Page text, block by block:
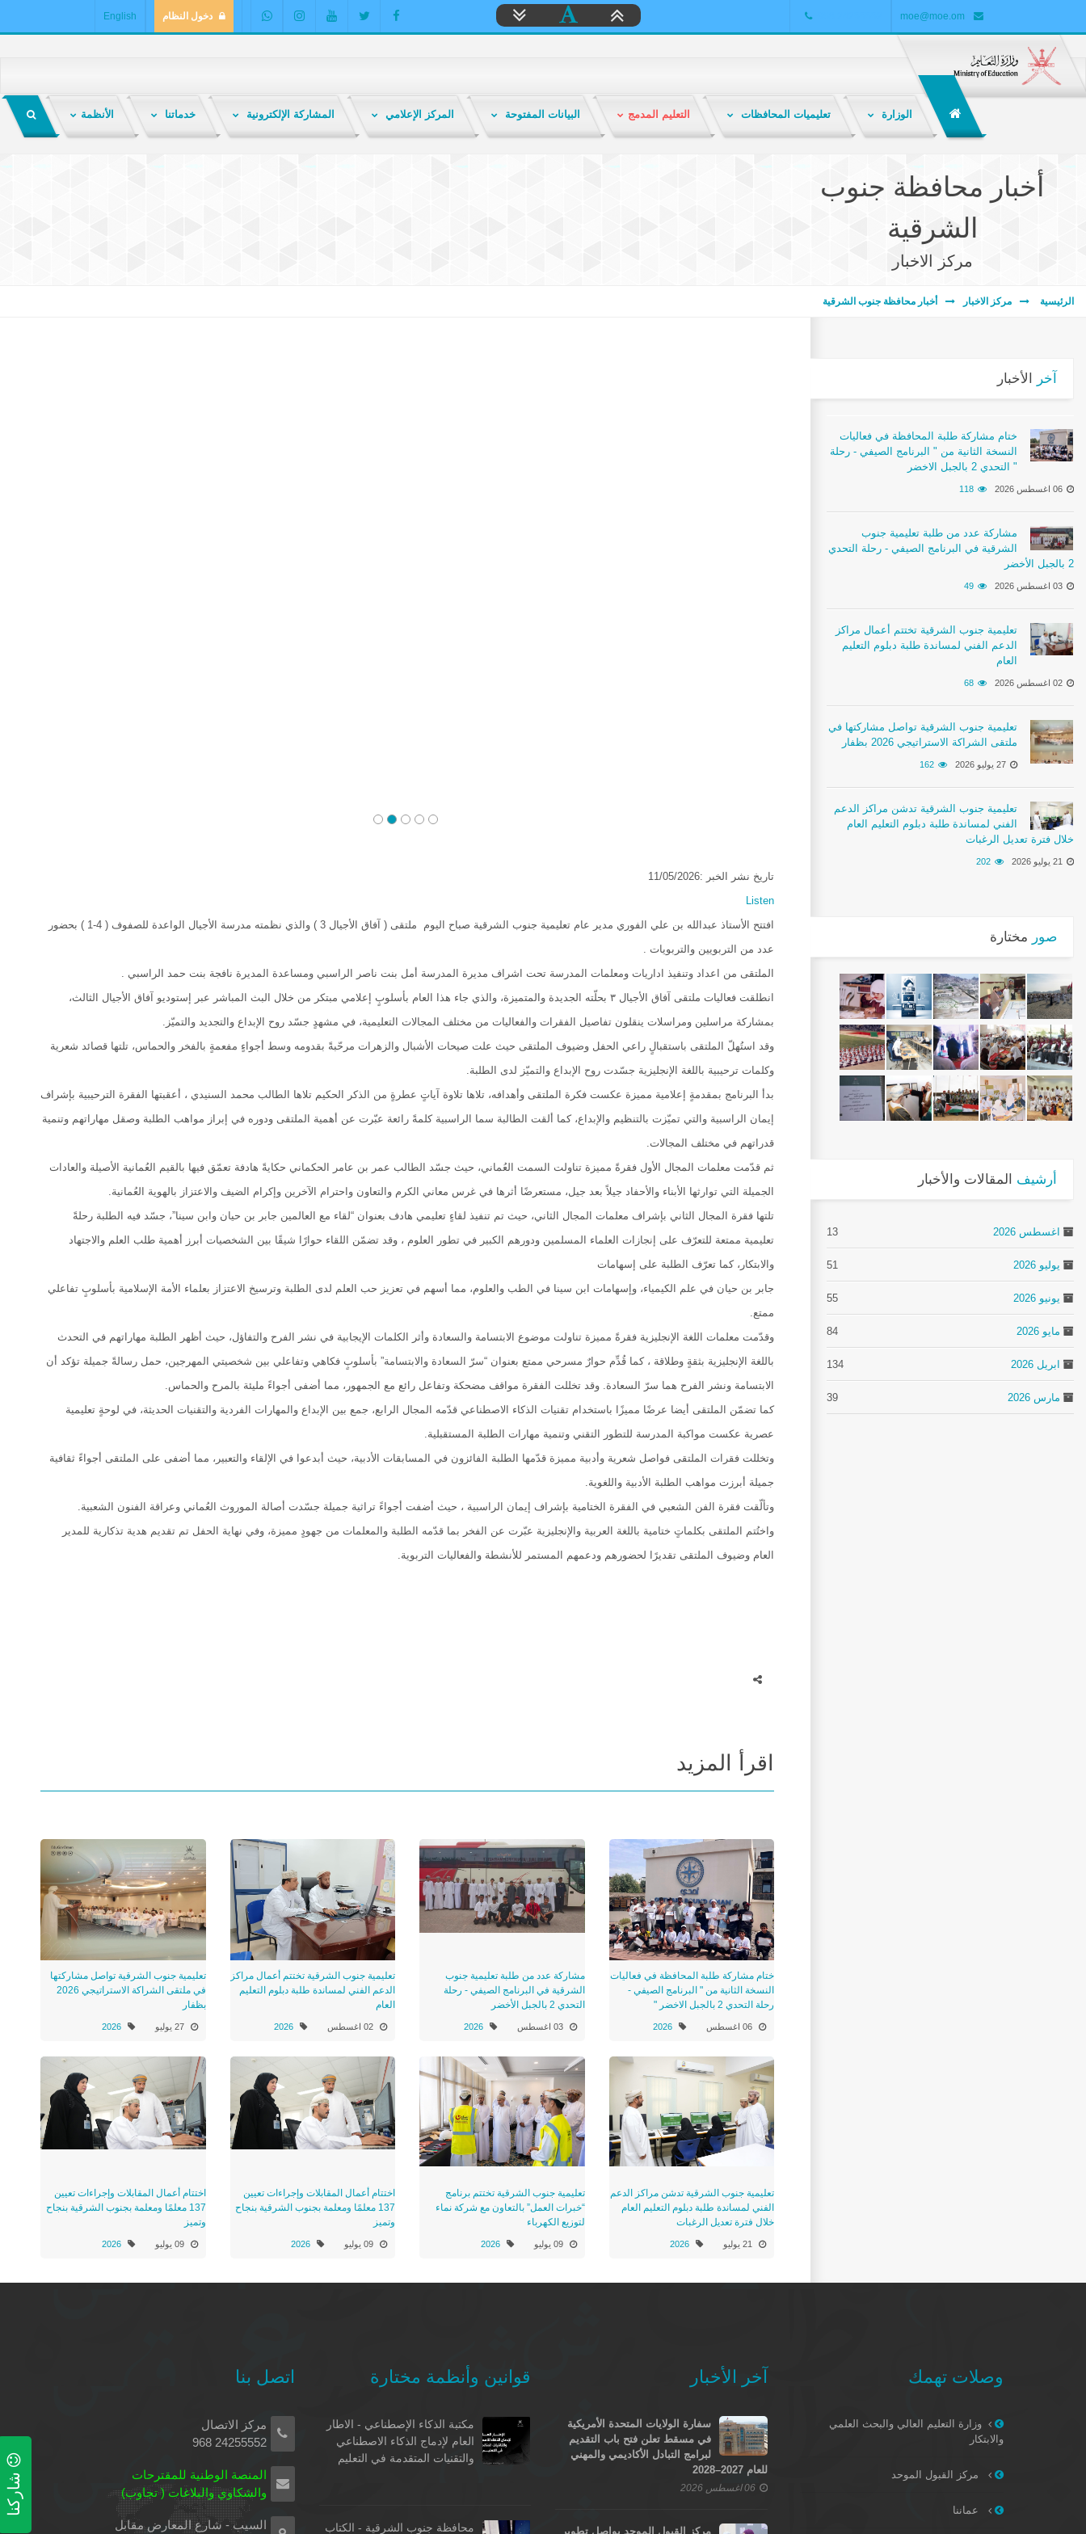
moe@moe.om
+968 24255552 دخول النظام English
الوزارة تعليميات المحافظات التعليم المدمج البيانات المفتوحة المركز الإعلامي المشاركة الإلكترونية خدماتنا الأنظمة
أخبار محافظة جنوب
الشرقية
مركز الاخبار
الرئيسية مركز الاخبار أخبار محافظة جنوب الشرقية
تاريخ نشر الخبر :11/05/2026
Listen
افتتح الأستاذ عبدالله بن علي الفوري مدير عام تعليمية جنوب الشرقية صباح اليوم ملتقى ( آفاق الأجيال 3 ) والذي نظمته مدرسة الأجيال الواعدة للصفوف ( 4-1 ) بحضور
عدد من التربويين والتربويات .
الملتقى من اعداد وتنفيذ اداريات ومعلمات المدرسة تحت اشراف مديرة المدرسة أمل بنت ناصر الراسبي ومساعدة المديرة نافجة بنت حمد الراسبي .
انطلقت فعاليات ملتقى آفاق الأجيال ٣ بحلّته الجديدة والمتميزة، والذي جاء هذا العام بأسلوبٍ إعلامي مبتكر من خلال البث المباشر عبر إستوديو آفاق الأجيال الثالث،
بمشاركة مراسلين ومراسلات ينقلون تفاصيل الفقرات والفعاليات من مختلف المجالات التعليمية، في مشهدٍ جسّد روح الإبداع والتجديد والتميّز.
وقد استُهلّ الملتقى باستقبالٍ راعي الحفل وضيوف الملتقى حيث علت صيحات الأشبال والزهرات مرحّبةً بقدومه وسط أجواءٍ مفعمةٍ بالفخر والحماس، تلتها قصائد شعرية
وكلمات ترحيبية باللغة الإنجليزية جسّدت روح الإبداع والتميّز لدى الطلبة.
بدأ البرنامج بمقدمةٍ إعلامية مميزة عكست فكرة الملتقى وأهدافه، تلاها تلاوة آياتٍ عطرةٍ من الذكر الحكيم تلاها الطالب محمد السنيدي ، أعقبتها الفقرة الترحيبية بإشراف
إيمان الراسبية والتي تميّزت بالتنظيم والإبداع، كما ألقت الطالبة سما الراسبية كلمةً رائعة عبّرت عن أهمية الملتقى ودوره في إبراز مواهب الطلبة وصقل مهاراتهم وتنمية
قدراتهم في مختلف المجالات.
ثم قدّمت معلمات المجال الأول فقرةً مميزة تناولت السمت العُماني، حيث جسّد الطالب عمر بن عامر الحكماني حكايةً هادفة تعمّق فيها بالقيم العُمانية الأصيلة والعادات
الجميلة التي توارثها الأبناء والأحفاد جيلاً بعد جيل، مستعرضًا أثرها في غرس معاني الكرم والتعاون واحترام الآخرين وإكرام الضيف والاعتزاز بالهوية العُمانية.
تلتها فقرة المجال الثاني بإشراف معلمات المجال الثاني، حيث تم تنفيذ لقاءٍ تعليمي هادف بعنوان “لقاء مع العالمين جابر بن حيان وابن سينا”، جسّد فيه الطلبة رحلةً
تعليمية ممتعة للتعرّف على إنجازات العلماء المسلمين ودورهم الكبير في تطور العلوم ، وقد تضمّن اللقاء حوارًا شيقًا بين الشخصيات أبرز أهمية طلب العلم والاجتهاد
والابتكار، كما تعرّف الطلبة على إسهامات
جابر بن حيان في علم الكيمياء، وإسهامات ابن سينا في الطب والعلوم، مما أسهم في تعزيز حب العلم لدى الطلبة وترسيخ الاعتزاز بعلماء الأمة الإسلامية بأسلوبٍ تفاعلي
ممتع.
وقدّمت معلمات اللغة الإنجليزية فقرةً مميزة تناولت موضوع الابتسامة والسعادة وأثر الكلمات الإيجابية في نشر الفرح والتفاؤل، حيث أظهر الطلبة مهاراتهم في التحدث
باللغة الإنجليزية بثقةٍ وطلاقة ، كما قُدِّم حوارٌ مسرحي ممتع بعنوان “سرّ السعادة والابتسامة” بأسلوبٍ فكاهي وتفاعلي بين شخصيتي المهرجين، حمل رسالةً جميلة تؤكد أن
الابتسامة ونشر الفرح هما سرّ السعادة. وقد تخللت الفقرة مواقف مضحكة وتفاعل رائع مع الجمهور، مما أضفى أجواءً مليئة بالمرح والحماس.
كما تضمّن الملتقى أيضا عرضًا مميزًا باستخدام تقنيات الذكاء الاصطناعي قدّمه المجال الرابع، جمع بين الإبداع والمهارات الفردية والتقنيات الحديثة، في لوحةٍ تعليمية
عصرية عكست مواكبة المدرسة للتطور التقني وتنمية مهارات الطلبة المستقبلية.
وتخللت فقرات الملتقى فواصل شعرية وأدبية مميزة قدّمها الطلبة الفائزون في المسابقات الأدبية، حيث أبدعوا في الإلقاء والتعبير، مما أضفى على الملتقى أجواءً ثقافية
جميلة أبرزت مواهب الطلبة الأدبية واللغوية.
وتألّقت فقرة الفن الشعبي في الفقرة الختامية بإشراف إيمان الراسبية ، حيث أضفت أجواءً تراثية جميلة جسّدت أصالة الموروث العُماني وعراقة الفنون الشعبية.
واختُتم الملتقى بكلماتٍ ختامية باللغة العربية والإنجليزية عبّرت عن الفخر بما قدّمه الطلبة والمعلمات من جهودٍ مميزة، وفي نهاية الحفل تم تقديم هدية تذكارية للمدير
العام وضيوف الملتقى تقديرًا لحضورهم ودعمهم المستمر للأنشطة والفعاليات التربوية.
اقرأ المزيد
ختام مشاركة طلبة المحافظة في فعاليات
النسخة الثانية من " البرنامج الصيفي -
رحلة التحدي 2 بالجبل الاخضر "
06 اغسطس 2026
مشاركة عدد من طلبة تعليمية جنوب
الشرقية في البرنامج الصيفي - رحلة
التحدي 2 بالجبل الأخضر
03 اغسطس 2026
تعليمية جنوب الشرقية تختتم أعمال مراكز
الدعم الفني لمساندة طلبة دبلوم التعليم
العام
02 اغسطس 2026
تعليمية جنوب الشرقية تواصل مشاركتها
في ملتقى الشراكة الاستراتيجي 2026
بظفار
27 يوليو 2026
تعليمية جنوب الشرقية تدشن مراكز الدعم
الفني لمساندة طلبة دبلوم التعليم العام
خلال فترة تعديل الرغبات
21 يوليو 2026
تعليمية جنوب الشرقية تختتم برنامج
“خبرات العمل” بالتعاون مع شركة نماء
لتوزيع الكهرباء
09 يوليو 2026
اختتام أعمال المقابلات وإجراءات تعيين
137 معلمًا ومعلمة بجنوب الشرقية بنجاح
وتميز
09 يوليو 2026
اختتام أعمال المقابلات وإجراءات تعيين
137 معلمًا ومعلمة بجنوب الشرقية بنجاح
وتميز
09 يوليو 2026
آخر الأخبار
ختام مشاركة طلبة المحافظة في فعاليات
النسخة الثانية من " البرنامج الصيفي - رحلة
التحدي 2 بالجبل الاخضر "
06 اغسطس 2026 118
مشاركة عدد من طلبة تعليمية جنوب
الشرقية في البرنامج الصيفي - رحلة التحدي
2 بالجبل الأخضر
03 اغسطس 2026 49
تعليمية جنوب الشرقية تختتم أعمال مراكز
الدعم الفني لمساندة طلبة دبلوم التعليم
العام
02 اغسطس 2026 68
تعليمية جنوب الشرقية تواصل مشاركتها في
ملتقى الشراكة الاستراتيجي 2026 بظفار
27 يوليو 2026 162
تعليمية جنوب الشرقية تدشن مراكز الدعم
الفني لمساندة طلبة دبلوم التعليم العام
خلال فترة تعديل الرغبات
21 يوليو 2026 202
صور مختارة
أرشيف المقالات والأخبار
اغسطس 2026 13
يوليو 2026 51
يونيو 2026 55
مايو 2026 84
ابريل 2026 134
مارس 2026 39
وصلات تهمك
وزارة التعليم العالي والبحث العلمي
والابتكار
مركز القبول الموحد
عماننا
آخر الأخبار
سفارة الولايات المتحدة الأمريكية
في مسقط تعلن فتح باب التقديم
لبرامج التبادل الأكاديمي والمهني
للعام 2027–2028
06 اغسطس 2026
مركز القبول الموحد يواصل تطوير
قوانين وأنظمة مختارة
مكتبة الذكاء الإصطناعي - الاطار
العام لإدماج الذكاء الاصطناعي
والتقنيات المتقدمة في التعليم
محافظة جنوب الشرقية - الكتاب
اتصل بنا
مركز الاتصال
24255552 968
المنصة الوطنية للمقترحات
والشكاوي والبلاغات ( تجاوب)
السيب - شارع المعارض مقابل
شاركنا